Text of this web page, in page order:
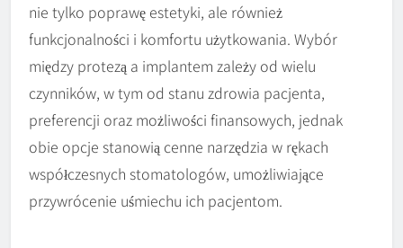
nie tylko poprawę estetyki, ale również
funkcjonalności i komfortu użytkowania. Wybór
między protezą a implantem zależy od wielu
czynników, w tym od stanu zdrowia pacjenta,
preferencji oraz możliwości finansowych, jednak
obie opcje stanowią cenne narzędzia w rękach
współczesnych stomatologów, umożliwiające
przywrócenie uśmiechu ich pacjentom.